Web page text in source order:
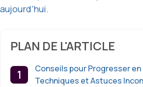
aujourd’hui.
PLAN DE L'ARTICLE
Conseils pour Progresser en
Techniques et Astuces